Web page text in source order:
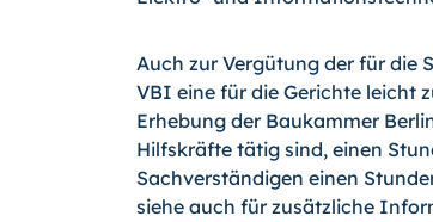
Auch zur Vergütung der für die
VBI eine für die Gerichte leicht
Erhebung der Baukammer
Hilfskräfte tätig sind, einen
Sachverständigen einen
siehe auch für zusätzliche